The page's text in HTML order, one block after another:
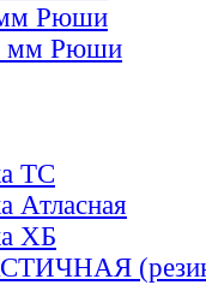
Рюши
мм Рюши
ТС
Атласная
ХБ